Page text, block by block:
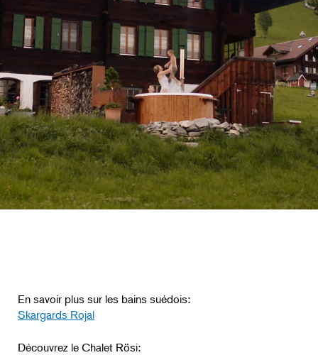
En savoir plus sur les bains suédois:
Skargards Rojal
Découvrez le Chalet Rösi: